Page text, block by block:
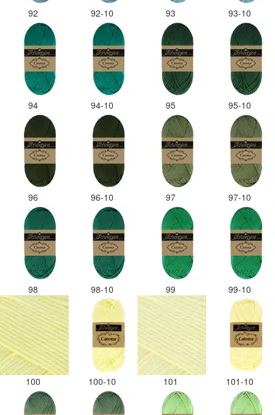
92 92-10 93 93-10
94 94-10 95 95-10
96 96-10 97 97-10
98 98-10 99 99-10
100 100-10 101 101-10